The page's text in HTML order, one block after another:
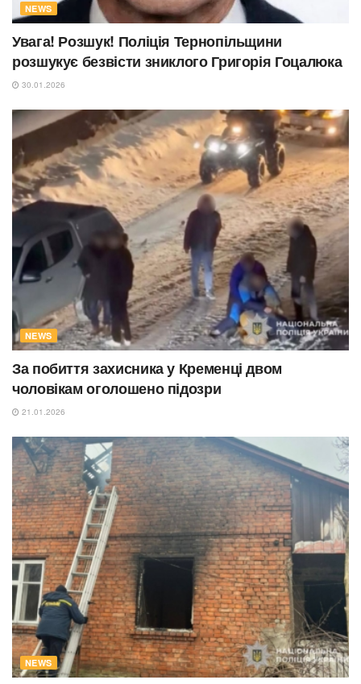
NEWS
Увага! Розшук! Поліція Тернопільщини
розшукує безвісти зниклого Григорія Гоцалюка
30.01.2026
NEWS
За побиття захисника у Кременці двом
чоловікам оголошено підозри
21.01.2026
NEWS